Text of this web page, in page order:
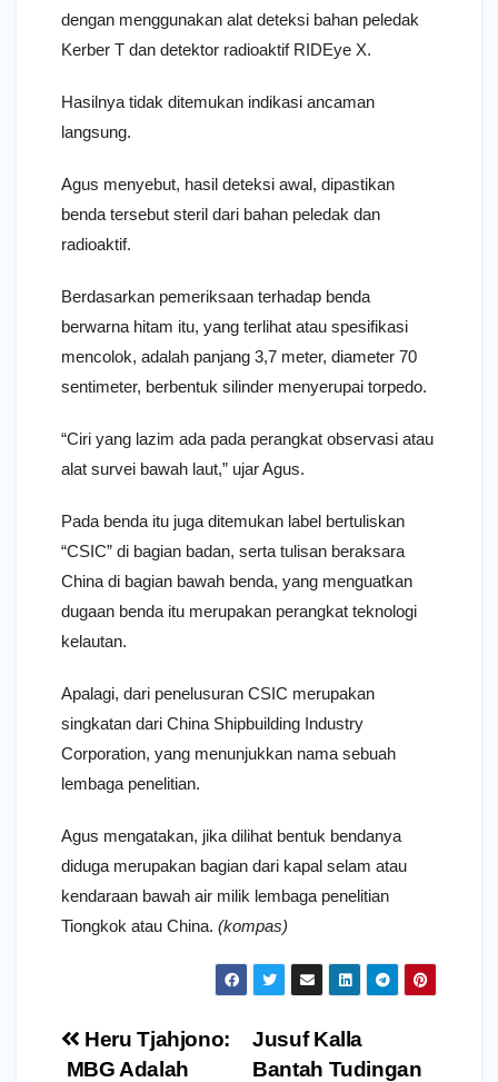
dengan menggunakan alat deteksi bahan peledak
Kerber T dan detektor radioaktif RIDEye X.
Hasilnya tidak ditemukan indikasi ancaman
langsung.
Agus menyebut, hasil deteksi awal, dipastikan
benda tersebut steril dari bahan peledak dan
radioaktif.
Berdasarkan pemeriksaan terhadap benda
berwarna hitam itu, yang terlihat atau spesifikasi
mencolok, adalah panjang 3,7 meter, diameter 70
sentimeter, berbentuk silinder menyerupai torpedo.
“Ciri yang lazim ada pada perangkat observasi atau
alat survei bawah laut,” ujar Agus.
Pada benda itu juga ditemukan label bertuliskan
“CSIC” di bagian badan, serta tulisan beraksara
China di bagian bawah benda, yang menguatkan
dugaan benda itu merupakan perangkat teknologi
kelautan.
Apalagi, dari penelusuran CSIC merupakan
singkatan dari China Shipbuilding Industry
Corporation, yang menunjukkan nama sebuah
lembaga penelitian.
Agus mengatakan, jika dilihat bentuk bendanya
diduga merupakan bagian dari kapal selam atau
kendaraan bawah air milik lembaga penelitian
Tiongkok atau China. (kompas)
Navigasi
pos
Jusuf Kalla
Bantah Tudingan
Heru Tjahjono:
MBG Adalah